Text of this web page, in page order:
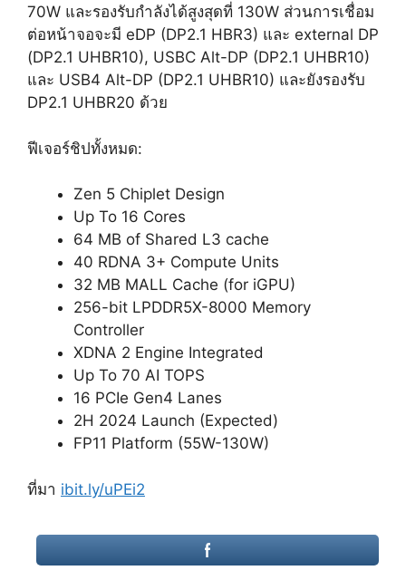
70W และรองรับกำลังได้สูงสุดที่ 130W ส่วนการเชื่อม
ต่อหน้าจอจะมี eDP (DP2.1 HBR3) และ external DP
(DP2.1 UHBR10), USBC Alt-DP (DP2.1 UHBR10)
และ USB4 Alt-DP (DP2.1 UHBR10) และยังรองรับ
DP2.1 UHBR20 ด้วย
ฟีเจอร์ชิปทั้งหมด:
Zen 5 Chiplet Design
Up To 16 Cores
64 MB of Shared L3 cache
40 RDNA 3+ Compute Units
32 MB MALL Cache (for iGPU)
256-bit LPDDR5X-8000 Memory
Controller
XDNA 2 Engine Integrated
Up To 70 AI TOPS
16 PCIe Gen4 Lanes
2H 2024 Launch (Expected)
FP11 Platform (55W-130W)
ที่มา ibit.ly/uPEi2